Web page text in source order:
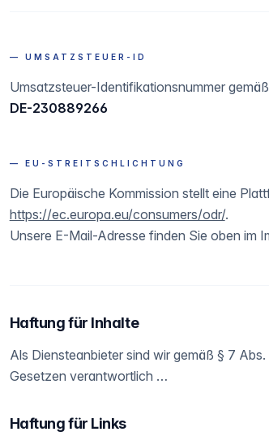
— UMSATZSTEUER-ID
Umsatzsteuer-Identifikationsnummer
DE-230889266
— EU-STREITSCHLICHTUNG
Die Europäische Kommission stellt eine
https://ec.europa.eu/consumers/odr/.
Unsere E-Mail-Adresse finden Sie oben im
Haftung für Inhalte
Als Diensteanbieter sind wir gemäß § 7
Gesetzen verantwortlich …
Haftung für Links